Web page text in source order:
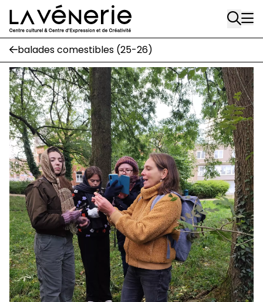
Aller au contenu principal
Écuries
Place Gilson, 3
1170 Watermael-Boitsfort
02 663 85 50
suivez-nous
Journal Vénerie- version papier
Newsletter
AA
balades comestibles (25-26)